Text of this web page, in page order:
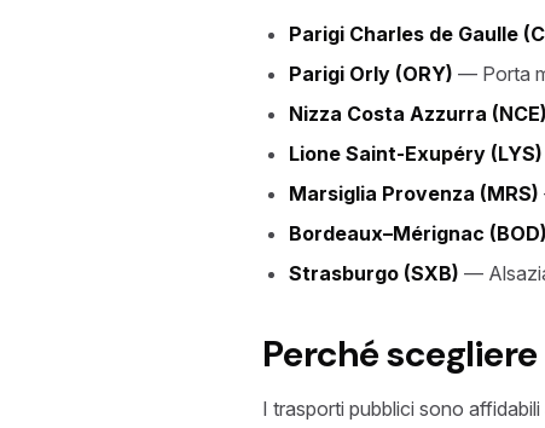
Parigi Charles de Gaulle
Parigi Orly (ORY) — Porta
Nizza Costa Azzurra (NCE)
Lione Saint-Exupéry (LYS)
Marsiglia Provenza (MRS)
Bordeaux–Mérignac (BOD)
Strasburgo (SXB) —
Perché
I trasporti pubblici sono